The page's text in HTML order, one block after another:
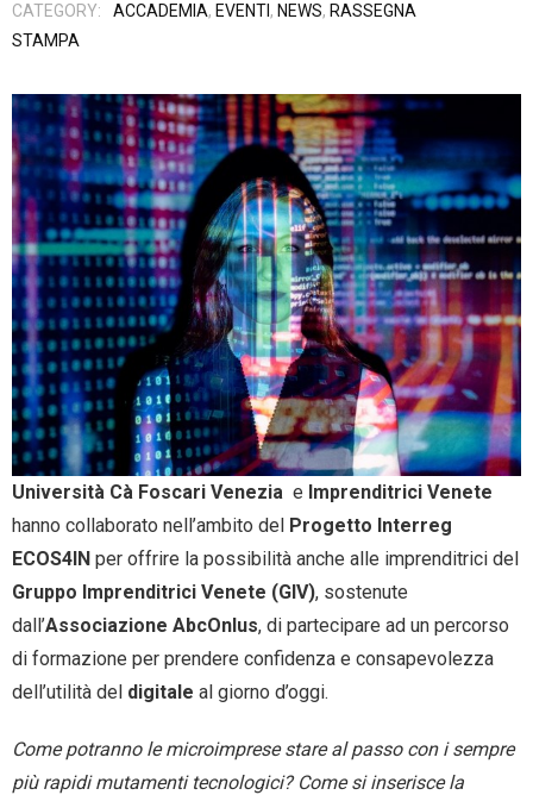
Fai una Donazione e entra nel Circuito GIV!
- Entra nel Circuito
Contatti
CATEGORY:
ACCADEMIA, EVENTI , NEWS, RASSEGNA
STAMPA
Università Cà Foscari Venezia e Imprenditrici Venete
hanno collaborato nell’ambito del Progetto Interreg
ECOS4IN per offrire la possibilità anche alle imprenditrici del
Gruppo Imprenditrici Venete (GIV), sostenute
dall’Associazione AbcOnlus, di partecipare ad un percorso
di formazione per prendere confidenza e consapevolezza
dell’utilità del digitale al giorno d’oggi.
Come potranno le microimprese stare al passo con i sempre
più rapidi mutamenti tecnologici? Come si inserisce la